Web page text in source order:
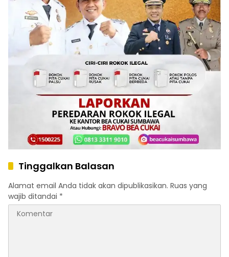
Tinggalkan Balasan
Alamat email Anda tidak akan dipublikasikan. Ruas yang
wajib ditandai *